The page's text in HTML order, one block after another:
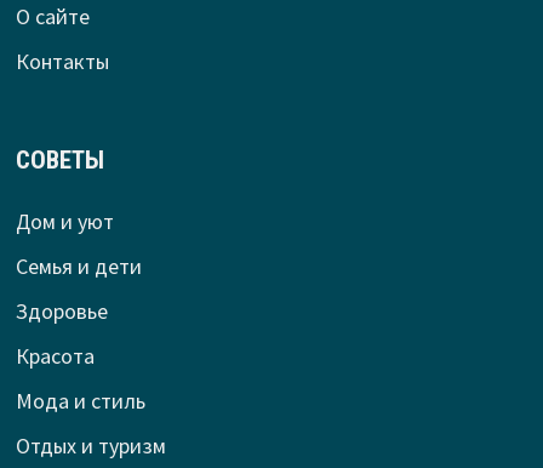
О сайте
Контакты
СОВЕТЫ
Дом и уют
Семья и дети
Здоровье
Красота
Мода и стиль
Отдых и туризм